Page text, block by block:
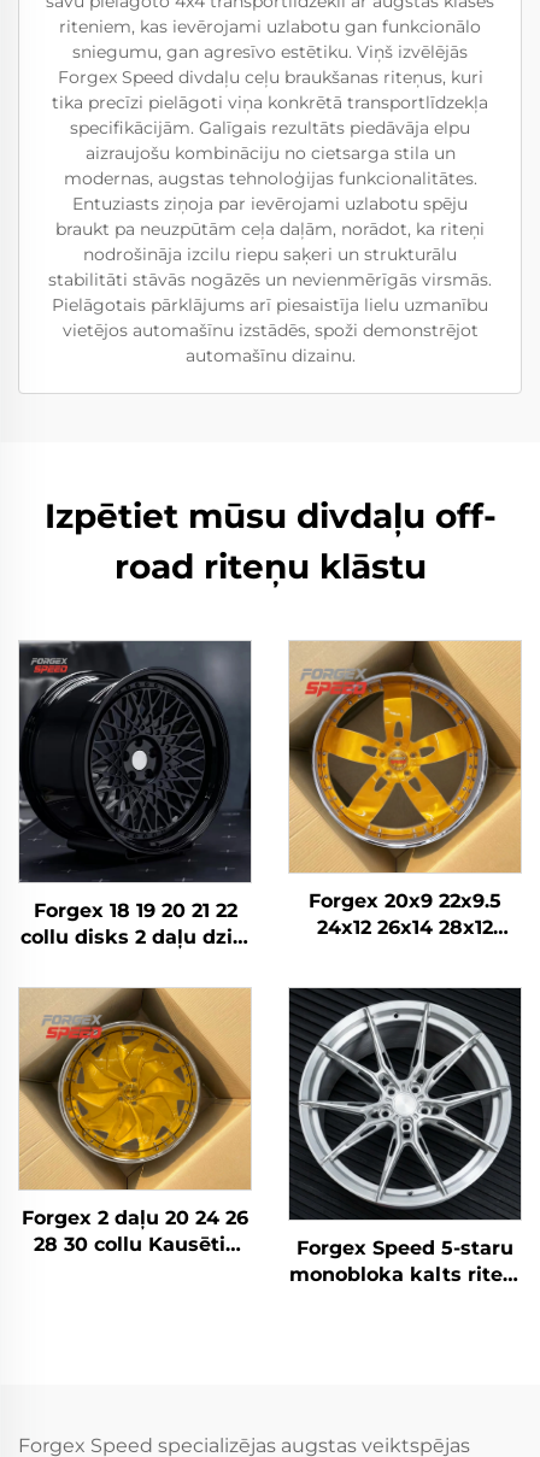
riteniem, kas ievērojami uzlabotu gan funkcionālo
sniegumu, gan agresīvo estētiku. Viņš izvēlējās
Forgex Speed divdaļu ceļu braukšanas riteņus, kuri
tika precīzi pielāgoti viņa konkrētā transportlīdzekļa
specifikācijām. Galīgais rezultāts piedāvāja elpu
aizraujošu kombināciju no cietsarga stila un
modernas, augstas tehnoloģijas funkcionalitātes.
Entuziasts ziņoja par ievērojami uzlabotu spēju
braukt pa neuzpūtām ceļa daļām, norādot, ka riteņi
nodrošināja izcilu riepu saķeri un strukturālu
stabilitāti stāvās nogāzēs un nevienmērīgās virsmās.
Pielāgotais pārklājums arī piesaistīja lielu uzmanību
vietējos automašīnu izstādēs, spoži demonstrējot
automašīnu dizainu.
Izpētiet mūsu divdaļu off-
road riteņu klāstu
Forgex 18 19 20 21 22
collu disks 2 daļu dziļā
sakausējuma kausētie
riteņi BMW E30 W124
C63 AMG 911 RS5
Volkswagen Nissan
Forgex 20x9 22x9.5
24x12 26x14 28x12
Iegriezti diski Zelta
auto riteņu diski
Forgex 2 daļu 20 24 26
28 30 collu Kausētie
Forgex Speed 5-staru
monobloka kalts riteni
Forgex Speed specializējas augstas veiktspējas